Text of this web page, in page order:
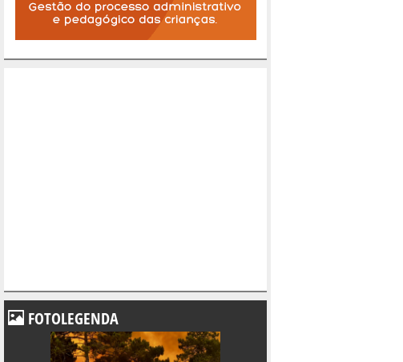
FOTOLEGENDA